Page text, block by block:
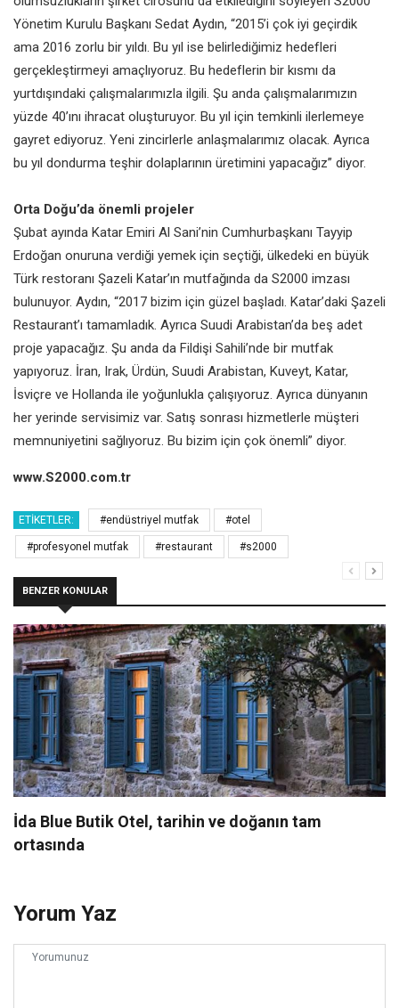
Yönetim Kurulu Başkanı Sedat Aydın, “2015’i çok iyi geçirdik
ama 2016 zorlu bir yıldı. Bu yıl ise belirlediğimiz hedefleri
gerçekleştirmeyi amaçlıyoruz. Bu hedeflerin bir kısmı da
yurtdışındaki çalışmalarımızla ilgili. Şu anda çalışmalarımızın
yüzde 40’ını ihracat oluşturuyor. Bu yıl için temkinli ilerlemeye
gayret ediyoruz. Yeni zincirlerle anlaşmalarımız olacak. Ayrıca
bu yıl dondurma teşhir dolaplarının üretimini yapacağız” diyor.
Orta Doğu’da önemli projeler
Şubat ayında Katar Emiri Al Sani’nin Cumhurbaşkanı Tayyip
Erdoğan onuruna verdiği yemek için seçtiği, ülkedeki en büyük
Türk restoranı Şazeli Katar’ın mutfağında da S2000 imzası
bulunuyor. Aydın, “2017 bizim için güzel başladı. Katar’daki Şazeli
Restaurant’ı tamamladık. Ayrıca Suudi Arabistan’da beş adet
proje yapacağız. Şu anda da Fildişi Sahili’nde bir mutfak
yapıyoruz. İran, Irak, Ürdün, Suudi Arabistan, Kuveyt, Katar,
İsviçre ve Hollanda ile yoğunlukla çalışıyoruz. Ayrıca dünyanın
her yerinde servisimiz var. Satış sonrası hizmetlerle müşteri
memnuniyetini sağlıyoruz. Bu bizim için çok önemli” diyor.
www.S2000.com.tr
ETIKETLER: #endüstriyel mutfak #otel
#profesyonel mutfak #restaurant #s2000
BENZER KONULAR
İda Blue Butik Otel, tarihin ve doğanın tam
ortasında
Yorum Yaz